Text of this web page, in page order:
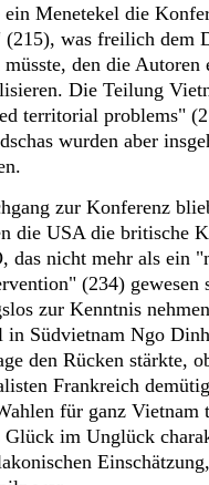
Menetekel die
was freilich dem
müsste, den die
Die Teilung
territorial problems"
wurden aber
zur Konferenz
die USA die britische
das nicht mehr als ein
(234) gewesen
zur Kenntnis
in Südvietnam Ngo
den Rücken stärkte,
Frankreich
für ganz Vietnam
Glück im Unglück